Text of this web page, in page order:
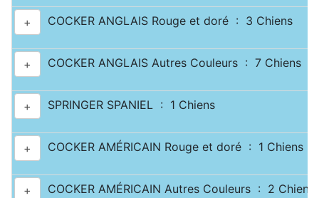
+ COCKER ANGLAIS Rouge et doré : 3 Chiens
+ COCKER ANGLAIS Autres Couleurs : 7 Chiens
+ SPRINGER SPANIEL : 1 Chiens
+ COCKER AMÉRICAIN Rouge et doré : 1 Chiens
+ COCKER AMÉRICAIN Autres Couleurs : 2 Chiens